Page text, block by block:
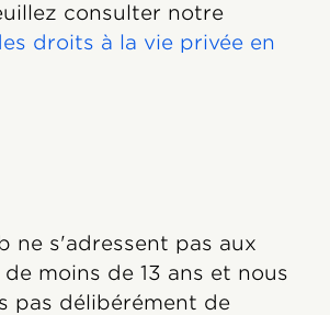
consulter notre
droits à la vie privée en
ne s'adressent pas aux
moins de 13 ans et nous
pas délibérément de